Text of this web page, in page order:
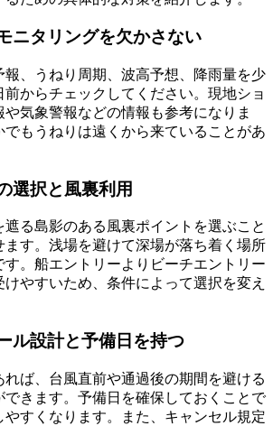
ニタリングを欠かさない
報、うねり周期、波高予想、降雨量を少
からチェックしてください。現地ショ
気象警報などの情報も参考になりま
もうねりは遠くから来ていることがあ
選択と風裏利用
遮る島影のある風裏ポイントを選ぶこと
ます。浅場を避けて深場が落ち着く場所
す。船エントリーよりビーチエントリー
やすいため、条件によって選択を変え
ル設計と予備日を持つ
ば、台風直前や通過後の期間を避ける
できます。予備日を確保しておくことで
すくなります。また、キャンセル規定